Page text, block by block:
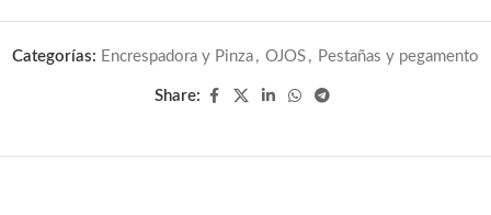
Categorías: Encrespadora y Pinza , OJOS , Pestañas y pegamento
Share: